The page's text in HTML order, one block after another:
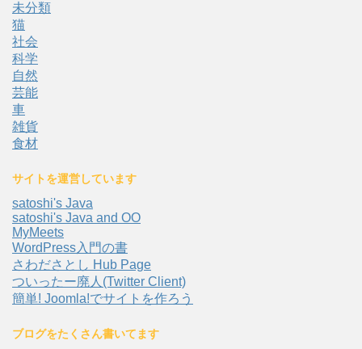
未分類
猫
社会
科学
自然
芸能
車
雑貨
食材
サイトを運営しています
satoshi's Java
satoshi's Java and OO
MyMeets
WordPress入門の書
さわださとし Hub Page
ついったー廃人(Twitter Client)
簡単! Joomla!でサイトを作ろう
ブログをたくさん書いてます